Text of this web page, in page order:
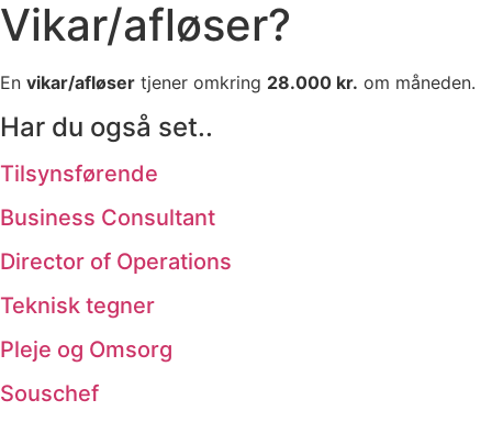
Vikar/afløser?
En vikar/afløser tjener omkring 28.000 kr. om måneden.
Har du også set..
Tilsynsførende
Business Consultant
Director of Operations
Teknisk tegner
Pleje og Omsorg
Souschef